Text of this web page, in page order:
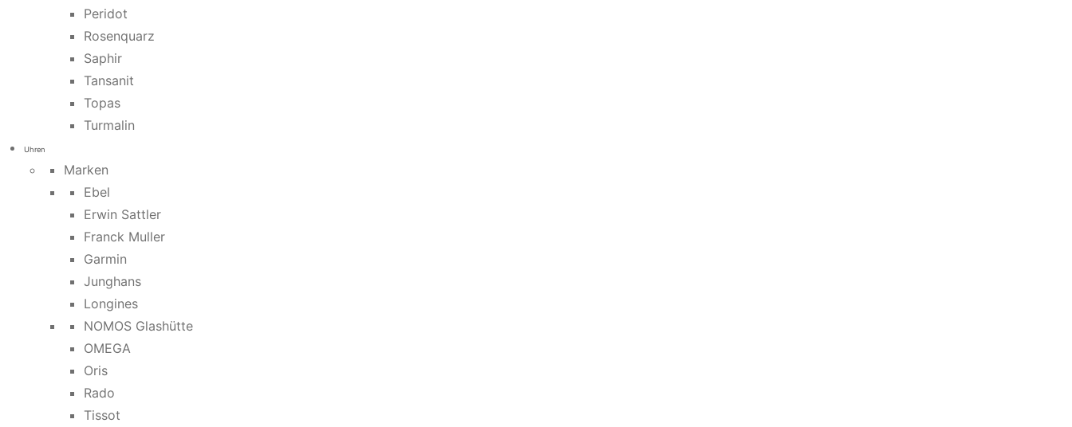
Peridot
Rosenquarz
Saphir
Tansanit
Topas
Turmalin
Uhren
Marken
Ebel
Erwin Sattler
Franck Muller
Garmin
Junghans
Longines
NOMOS Glashütte
OMEGA
Oris
Rado
Tissot